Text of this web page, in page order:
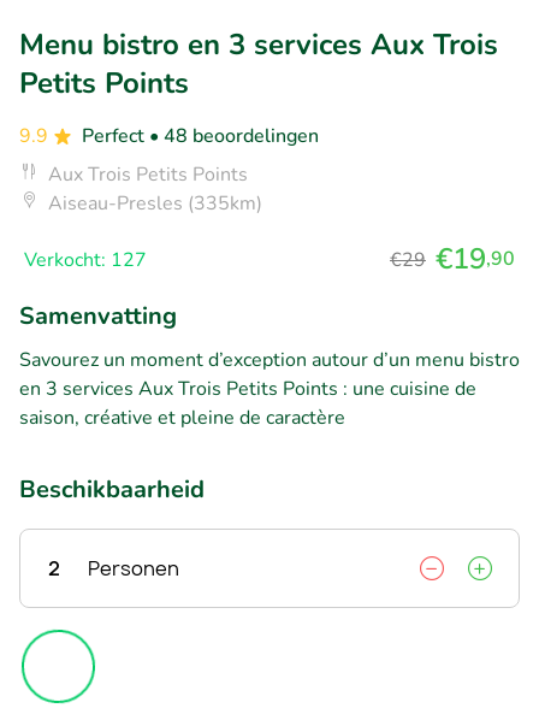
Menu bistro en 3 services Aux Trois
Petits Points
9.9 Perfect • 48 beoordelingen
Aux Trois Petits Points
Aiseau-Presles (335km)
Verkocht: 127 €29 €19,90
Samenvatting
Savourez un moment d’exception autour d’un menu bistro
en 3 services Aux Trois Petits Points : une cuisine de
saison, créative et pleine de caractère
Beschikbaarheid
2 Personen